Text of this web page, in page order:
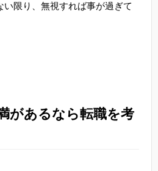
い限り、無視すれば事が過ぎて
があるなら転職を考